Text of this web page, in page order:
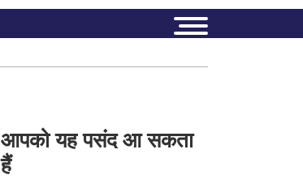
आपको यह पसंद आ सकता
हैं